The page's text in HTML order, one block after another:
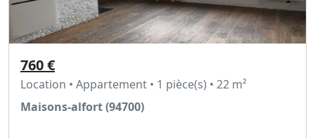
760 €
Location • Appartement • 1 pièce(s) • 22 m²
Maisons-alfort (94700)